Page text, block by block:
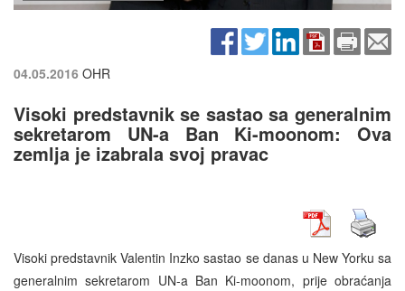
04.05.2016 OHR
Visoki predstavnik se sastao sa generalnim
sekretarom UN-a Ban Ki-moonom: Ova
zemlja je izabrala svoj pravac
Visoki predstavnik Valentin Inzko sastao se danas u New Yorku sa
generalnim sekretarom UN-a Ban Ki-moonom, prije obraćanja